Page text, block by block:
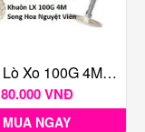
Khuôn Lò Xo 100G 4M Song Hoa Nguyệt Viên
80.000 VNĐ
MUA NGAY